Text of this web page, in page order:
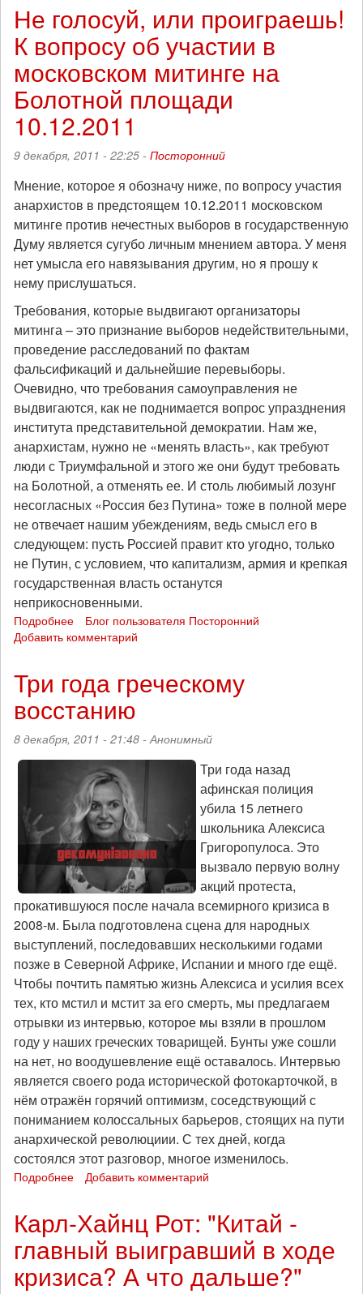
развитие
протестного
движения
на
Кубе
в
ХХ
веке
Не голосуй, или проиграешь!
К вопросу об участии в
московском митинге на
Болотной площади
10.12.2011
9 декабря, 2011 - 22:25 - Посторонний
Мнение, которое я обозначу ниже, по вопросу участия
анархистов в предстоящем 10.12.2011 московском
митинге против нечестных выборов в государственную
Думу является сугубо личным мнением автора. У меня
нет умысла его навязывания другим, но я прошу к
нему прислушаться.
Требования, которые выдвигают организаторы
митинга – это признание выборов недействительными,
проведение расследований по фактам
фальсификаций и дальнейшие перевыборы.
Очевидно, что требования самоуправления не
выдвигаются, как не поднимается вопрос упразднения
института представительной демократии. Нам же,
анархистам, нужно не «менять власть», как требуют
люди с Триумфальной и этого же они будут требовать
на Болотной, а отменять ее. И столь любимый лозунг
несогласных «Россия без Путина» тоже в полной мере
не отвечает нашим убеждениям, ведь смысл его в
следующем: пусть Россией правит кто угодно, только
не Путин, с условием, что капитализм, армия и крепкая
государственная власть останутся
неприкосновенными.
Подробнее
Не
проиграешь!
вопросу
об
московском
митинге
на
Болотной
площади
10.12.2011
Блог пользователя Посторонний
Добавить комментарий
Три года греческому
восстанию
8 декабря, 2011 - 21:48 -Анонимный
Три года назад
афинская полиция
убила 15 летнего
школьника Алексиса
Григоропулоса. Это
вызвало первую волну
акций протеста,
прокатившуюся после начала всемирного кризиса в
2008-м. Была подготовлена сцена для народных
выступлений, последовавших несколькими годами
позже в Северной Африке, Испании и много где ещё.
Чтобы почтить памятью жизнь Алексиса и усилия всех
тех, кто мстил и мстит за его смерть, мы предлагаем
отрывки из интервью, которое мы взяли в прошлом
году у наших греческих товарищей. Бунты уже сошли
на нет, но воодушевление ещё оставалось. Интервью
является своего рода исторической фотокарточкой, в
нём отражён горячий оптимизм, соседствующий с
пониманием колоссальных барьеров, стоящих на пути
анархической революциии. С тех дней, когда
состоялся этот разговор, многое изменилось.
Подробнее
греческому
восстанию
Добавить комментарий
Карл-Хайнц Рот: "Китай -
главный выигравший в ходе
кризиса? А что дальше?"